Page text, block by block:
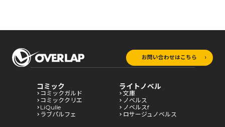
お問い合わせはこちら
コミック
コミックガルド
コミッククリエ
LiQulle
ラブパルフェ
ライトノベル
文庫
ノベルス
ノベルスf
ロサージュノベルス